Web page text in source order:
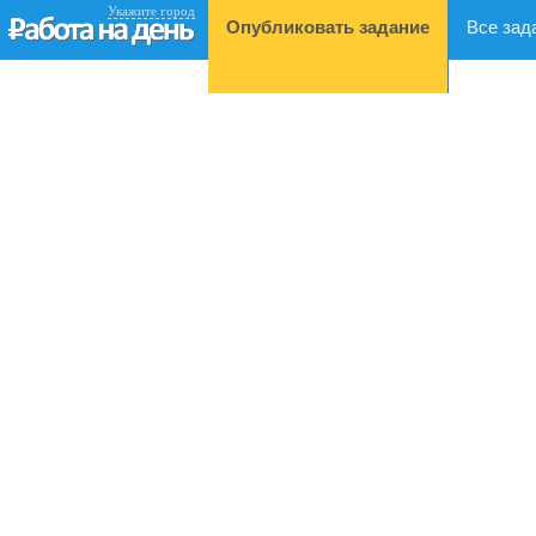
Укажите город
Опубликовать задание Все